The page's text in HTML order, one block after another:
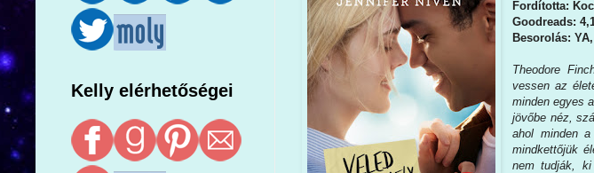
Fordította:
Goodreads:
Besorolás:
Theodore
vessen az
minden egyes
jövőbe néz,
ahol minden a
mindkettőjük
nem tudják,
Kelly elérhetőségei